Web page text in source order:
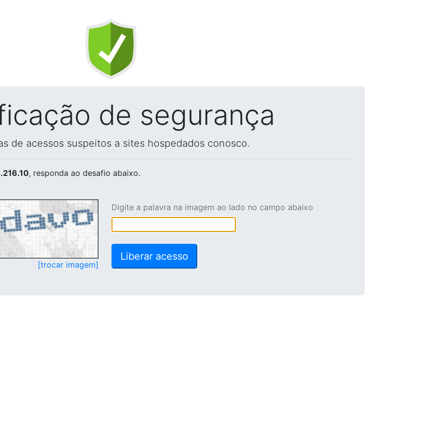
de segurança
de acessos suspeitos a sites hospedados conosco.
, responda ao desafio abaixo.
[trocar imagem]
Digite a palavra na imagem ao lado no campo abaixo